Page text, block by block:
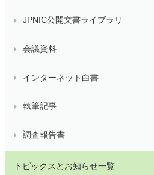
JPNIC公開文書ライブラリ
会議資料
インターネット白書
執筆記事
調査報告書
トピックスとお知らせ一覧